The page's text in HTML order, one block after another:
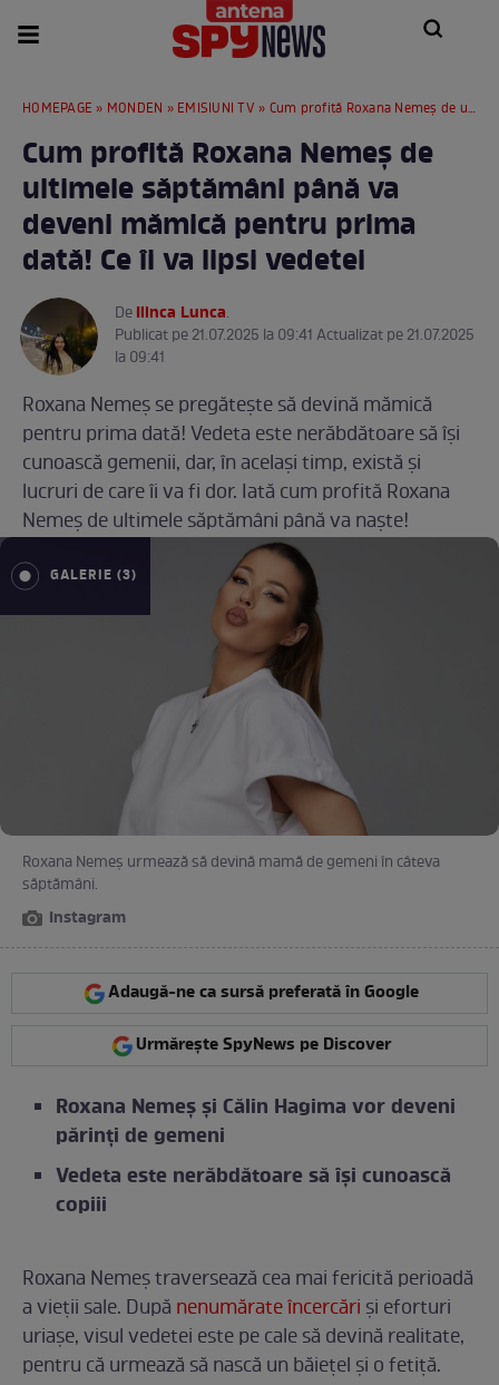
HOMEPAGE » MONDEN » EMISIUNI TV » Cum profită Roxana Nemeș de ultimele săptămâni până va deveni mămică pentru prima dată! Ce îi va lipsi vedetei
Cum profită Roxana Nemeș de
ultimele săptămâni până va
deveni mămică pentru prima
dată! Ce îi va lipsi vedetei
DeIlinca Lunca.
Publicat pe 21.07.2025 la 09:41 Actualizat pe 21.07.2025
la 09:41
Roxana Nemeș se pregătește să devină mămică
pentru prima dată! Vedeta este nerăbdătoare să își
cunoască gemenii, dar, în același timp, există și
lucruri de care îi va fi dor. Iată cum profită Roxana
Nemeș de ultimele săptămâni până va naște!
GALERIE (3)
Roxana Nemeș urmează să devină mamă de gemeni în câteva
săptămâni.
Instagram
Adaugă-ne ca sursă preferată în Google
Urmărește SpyNews pe Discover
Roxana Nemeș și Călin Hagima vor deveni
părinți de gemeni
Vedeta este nerăbdătoare să își cunoască
copiii
Roxana Nemeș traversează cea mai fericită perioadă
a vieții sale. După nenumărate încercări și eforturi
uriașe, visul vedetei este pe cale să devină realitate,
pentru că urmează să nască un băiețel și o fetiță.